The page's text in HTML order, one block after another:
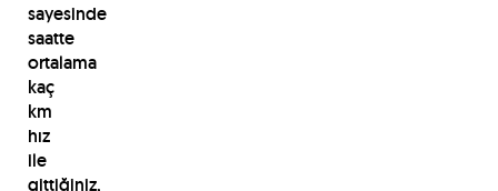
sayesinde
saatte
ortalama
kaç
km
hız
ile
gittiğiniz,